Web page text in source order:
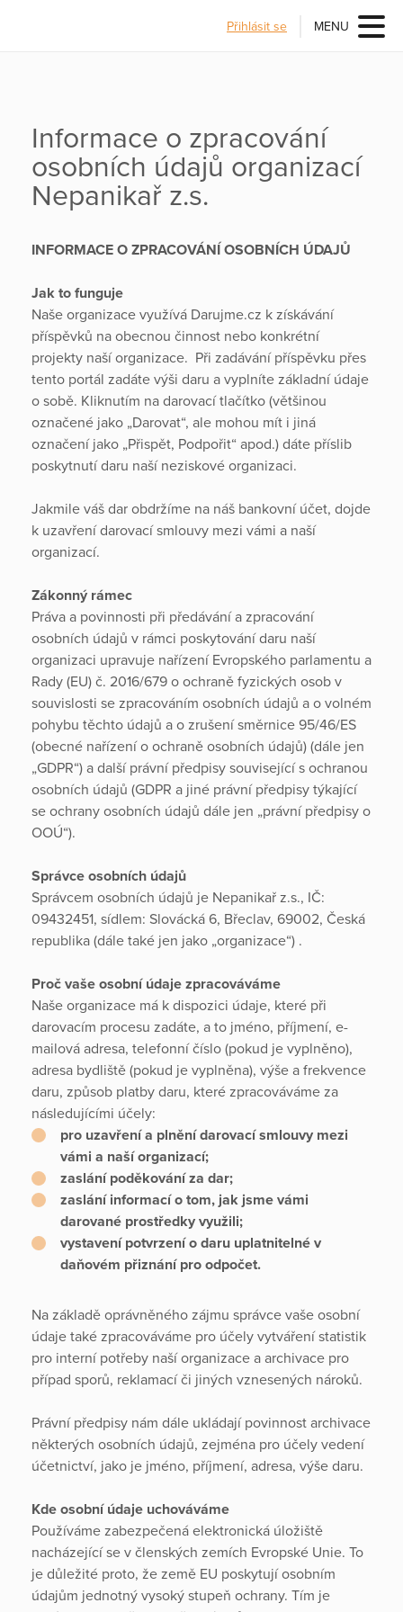
Přihlásit se MENU
Informace o zpracování
osobních údajů organizací
Nepanikař z.s.
INFORMACE O ZPRACOVÁNÍ OSOBNÍCH ÚDAJŮ
Jak to funguje
Naše organizace využívá Darujme.cz k získávání
příspěvků na obecnou činnost nebo konkrétní
projekty naší organizace. Při zadávání příspěvku přes
tento portál zadáte výši daru a vyplníte základní údaje
o sobě. Kliknutím na darovací tlačítko (většinou
označené jako „Darovat“, ale mohou mít i jiná
označení jako „Přispět, Podpořit“ apod.) dáte příslib
poskytnutí daru naší neziskové organizaci.
Jakmile váš dar obdržíme na náš bankovní účet, dojde
k uzavření darovací smlouvy mezi vámi a naší
organizací.
Zákonný rámec
Práva a povinnosti při předávání a zpracování
osobních údajů v rámci poskytování daru naší
organizaci upravuje nařízení Evropského parlamentu a
Rady (EU) č. 2016/679 o ochraně fyzických osob v
souvislosti se zpracováním osobních údajů a o volném
pohybu těchto údajů a o zrušení směrnice 95/46/ES
(obecné nařízení o ochraně osobních údajů) (dále jen
„GDPR“) a další právní předpisy související s ochranou
osobních údajů (GDPR a jiné právní předpisy týkající
se ochrany osobních údajů dále jen „právní předpisy o
OOÚ“).
Správce osobních údajů
Správcem osobních údajů je Nepanikař z.s., IČ:
09432451, sídlem: Slovácká 6, Břeclav, 69002, Česká
republika (dále také jen jako „organizace“) .
Proč vaše osobní údaje zpracováváme
Naše organizace má k dispozici údaje, které při
darovacím procesu zadáte, a to jméno, příjmení, e-
mailová adresa, telefonní číslo (pokud je vyplněno),
adresa bydliště (pokud je vyplněna), výše a frekvence
daru, způsob platby daru, které zpracováváme za
následujícími účely:
pro uzavření a plnění darovací smlouvy mezi
vámi a naší organizací;
zaslání poděkování za dar;
zaslání informací o tom, jak jsme vámi
darované prostředky využili;
vystavení potvrzení o daru uplatnitelné v
daňovém přiznání pro odpočet.
Na základě oprávněného zájmu správce vaše osobní
údaje také zpracováváme pro účely vytváření statistik
pro interní potřeby naší organizace a archivace pro
případ sporů, reklamací či jiných vznesených nároků.
Právní předpisy nám dále ukládají povinnost archivace
některých osobních údajů, zejména pro účely vedení
účetnictví, jako je jméno, příjmení, adresa, výše daru.
Kde osobní údaje uchováváme
Používáme zabezpečená elektronická úložiště
nacházející se v členských zemích Evropské Unie. To
je důležité proto, že země EU poskytují osobním
údajům jednotný vysoký stupeň ochrany. Tím je